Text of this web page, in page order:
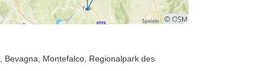
, Bevagna , Montefalco , Regionalpark des